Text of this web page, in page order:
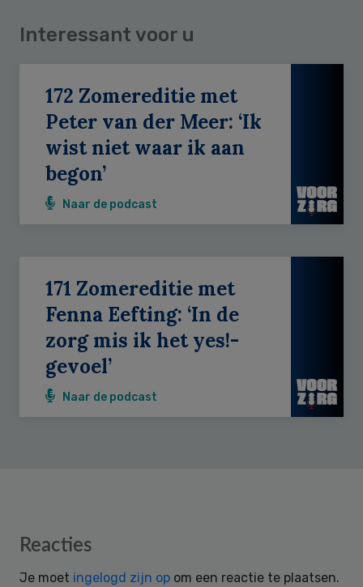
Interessant voor u
172 Zomereditie met
Peter van der Meer: ‘Ik
wist niet waar ik aan
begon’
Naar de podcast
171 Zomereditie met
Fenna Eefting: ‘In de
zorg mis ik het yes!-
gevoel’
Naar de podcast
Reader
Reacties
Je moet ingelogd zijn op om een reactie te plaatsen.